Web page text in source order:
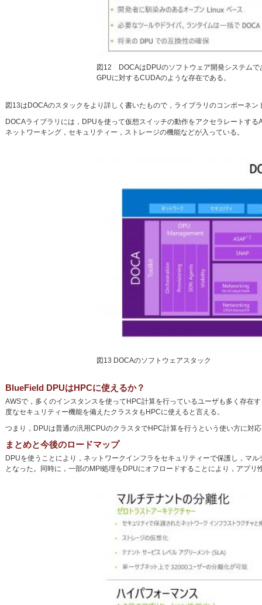
図12 DOCAはDPUのソフトウェア開発システムで
GPUに対するCUDAのような存在である。
図13はDOCAのスタックをより詳しく書いたもので，ライブラリのコンポーネ
DOCAライブラリには，DPUを使って仮想スイッチの動作をアクセラレートす
ネットワーキング，セキュリティー，ストレージの機能などが入っている。
図13 DOCAのソフトウェアスタック
BlueField DPUはHPCに使えるか？
AWSで，多くのインスタンスを使ってHPC計算を行っているユーザも多く存在
度なセキュリティー機能を備えたクラスタもHPCに使えると言える。
つまり，DPUは普通の汎用CPUのクラスタでHPC計算を行うという使い方に対
まとめと今後のロードマップ
DPUを使うことにより，ネットワークインフラをセキュリティーで保護し，マ
となった。同時に，一部のMPI処理をDPUにオフロードすることにより，アプ